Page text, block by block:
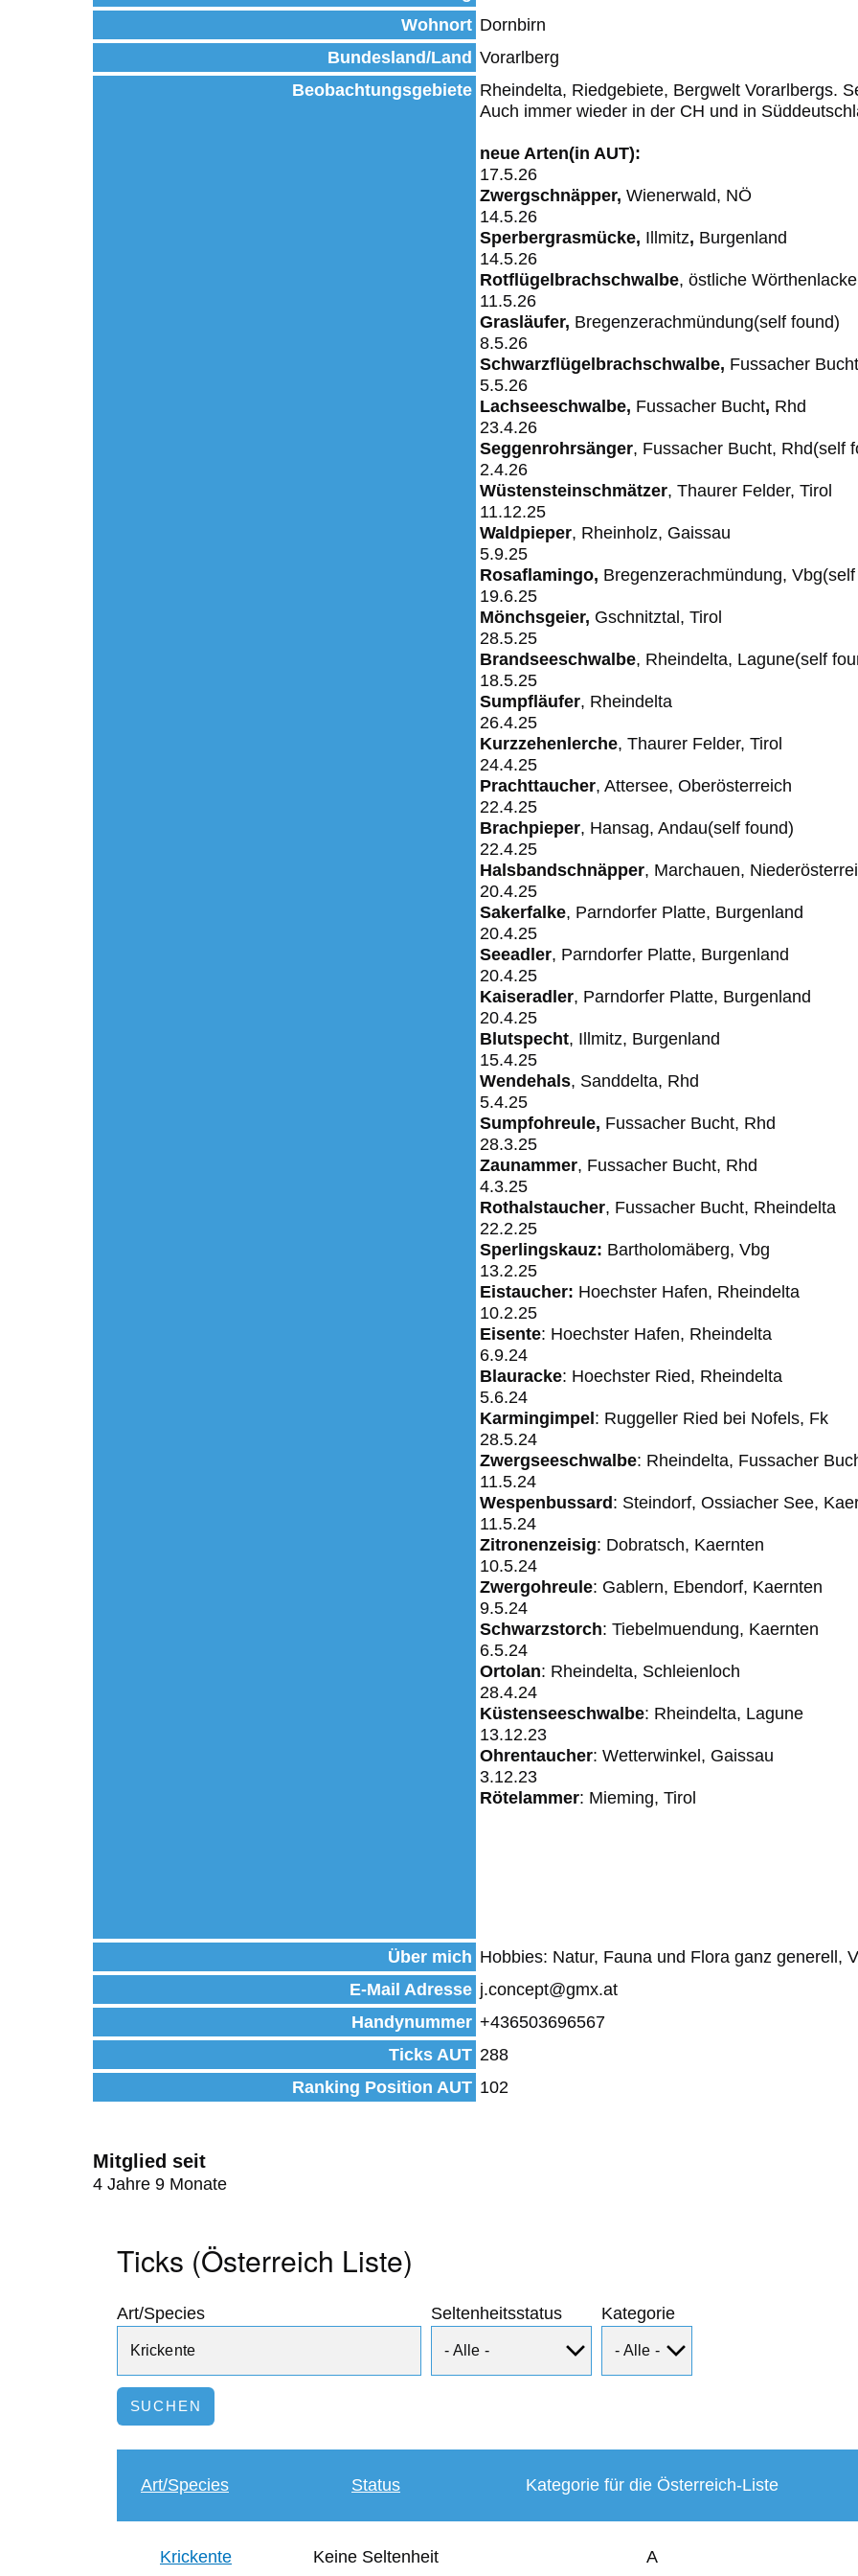
Wohnort Dornbirn
Bundesland/Land Vorarlberg
Beobachtungsgebiete Rheindelta, Riedgebiete, Bergwelt Vorarlbergs.
Auch immer wieder in der CH und in
neue Arten(in AUT):
17.5.26
Zwergschnäpper, Wienerwald, NÖ
14.5.26
Sperbergrasmücke, Illmitz, Burgenland
14.5.26
Rotflügelbrachschwalbe, östliche
11.5.26
Grasläufer, Bregenzerachmündung(self found)
8.5.26
Schwarzflügelbrachschwalbe, Fussacher Bucht
5.5.26
Lachseeschwalbe, Fussacher Bucht, Rhd
23.4.26
Seggenrohrsänger, Fussacher Bucht, Rhd(self
2.4.26
Wüstensteinschmätzer, Thaurer Felder, Tirol
11.12.25
Waldpieper, Rheinholz, Gaissau
5.9.25
Rosaflamingo, Bregenzerachmündung,
19.6.25
Mönchsgeier, Gschnitztal, Tirol
28.5.25
Brandseeschwalbe, Rheindelta, Lagune(self
18.5.25
Sumpfläufer, Rheindelta
26.4.25
Kurzzehenlerche, Thaurer Felder, Tirol
24.4.25
Prachttaucher, Attersee, Oberösterreich
22.4.25
Brachpieper, Hansag, Andau(self found)
22.4.25
Halsbandschnäpper, Marchauen,
20.4.25
Sakerfalke, Parndorfer Platte, Burgenland
20.4.25
Seeadler, Parndorfer Platte, Burgenland
20.4.25
Kaiseradler, Parndorfer Platte, Burgenland
20.4.25
Blutspecht, Illmitz, Burgenland
15.4.25
Wendehals, Sanddelta, Rhd
5.4.25
Sumpfohreule, Fussacher Bucht, Rhd
28.3.25
Zaunammer, Fussacher Bucht, Rhd
4.3.25
Rothalstaucher, Fussacher Bucht, Rheindelta
22.2.25
Sperlingskauz: Bartholomäberg, Vbg
13.2.25
Eistaucher: Hoechster Hafen, Rheindelta
10.2.25
Eisente: Hoechster Hafen, Rheindelta
6.9.24
Blauracke: Hoechster Ried, Rheindelta
5.6.24
Karmingimpel: Ruggeller Ried bei Nofels, Fk
28.5.24
Zwergseeschwalbe: Rheindelta, Fussacher
11.5.24
Wespenbussard: Steindorf, Ossiacher See,
11.5.24
Zitronenzeisig: Dobratsch, Kaernten
10.5.24
Zwergohreule: Gablern, Ebendorf, Kaernten
​​​​​​9.5.24
Schwarzstorch: Tiebelmuendung, Kaernten
6.5.24
Ortolan: Rheindelta, Schleienloch
28.4.24
Küstenseeschwalbe: Rheindelta, Lagune
13.12.23
Ohrentaucher: Wetterwinkel, Gaissau
3.12.23
Rötelammer: Mieming, Tirol
Über mich Hobbies: Natur, Fauna und Flora ganz generell,
E-Mail Adresse j.concept@gmx.at
Handynummer +436503696567
Ticks AUT 288
Ranking Position AUT 102
Mitglied seit
4 Jahre 9 Monate
Ticks (Österreich Liste)
Art/Species Seltenheitsstatus Kategorie
Art/Species Status Kategorie für die Österreich-Liste
Krickente Keine Seltenheit A